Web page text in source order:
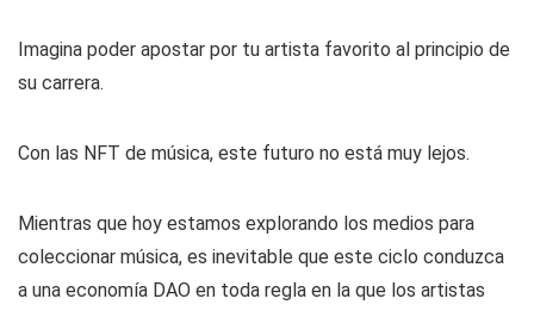
Imagina poder apostar por tu artista favorito al principio de
su carrera.
Con las NFT de música, este futuro no está muy lejos.
Mientras que hoy estamos explorando los medios para
coleccionar música, es inevitable que este ciclo conduzca
a una economía DAO en toda regla en la que los artistas